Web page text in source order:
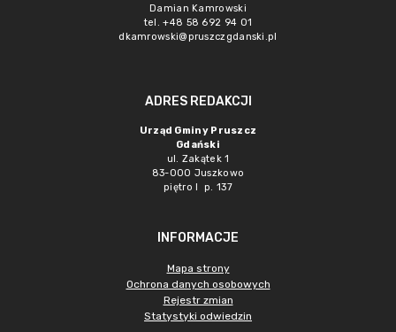
Damian Kamrowski
tel. +48 58 692 94 01
dkamrowski@pruszczgdanski.pl
ADRES REDAKCJI
Urząd Gminy Pruszcz
Gdański
ul. Zakątek 1
83-000 Juszkowo
piętro I p. 137
INFORMACJE
Mapa strony
Ochrona danych osobowych
Rejestr zmian
Statystyki odwiedzin